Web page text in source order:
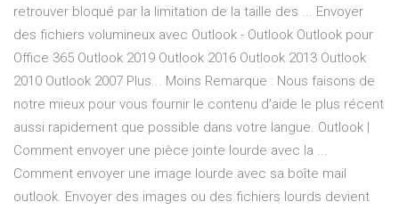
retrouver bloqué par la limitation de la taille des ... Envoyer
des fichiers volumineux avec Outlook - Outlook Outlook pour
Office 365 Outlook 2019 Outlook 2016 Outlook 2013 Outlook
2010 Outlook 2007 Plus... Moins Remarque : Nous faisons de
notre mieux pour vous fournir le contenu d’aide le plus récent
aussi rapidement que possible dans votre langue. Outlook |
Comment envoyer une pièce jointe lourde avec la ...
Comment envoyer une image lourde avec sa boîte mail
outlook. Envoyer des images ou des fichiers lourds devient